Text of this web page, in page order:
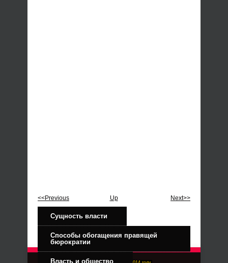
<<Previous Up Next>>
Сущность власти
Способы обогащения правящей
бюрократии
Власть и общество